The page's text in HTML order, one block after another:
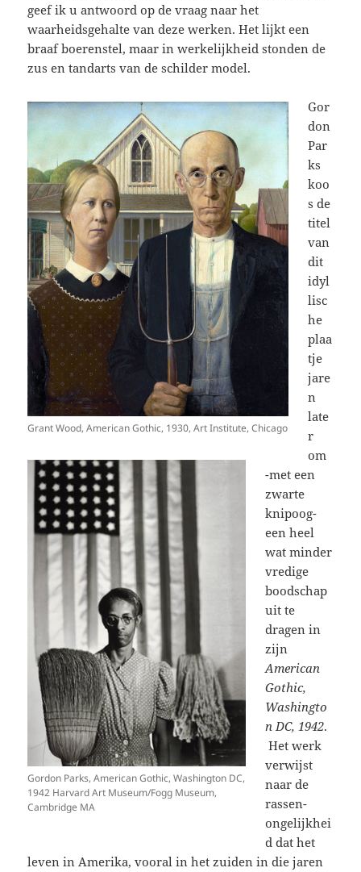
geef ik u antwoord op de vraag naar het
waarheidsgehalte van deze werken. Het lijkt een
braaf boerenstel, maar in werkelijkheid stonden de
zus en tandarts van de schilder model.
Grant Wood, American Gothic, 1930, Art Institute, Chicago
Gordon Parks, American Gothic, Washington DC,
1942 Harvard Art Museum/Fogg Museum,
Cambridge MA
Gor
don
Par
ks
koo
s de
titel
van
dit
idyl
lisc
he
plaa
tje
jare
n
late
r
om
-met een
zwarte
knipoog-
een heel
wat minder
vredige
boodschap
uit te
dragen in
zijn
American
Gothic,
Washingto
n DC, 1942.
Het werk
verwijst
naar de
rassen-
ongelijkhei
d dat het
leven in Amerika, vooral in het zuiden in die jaren